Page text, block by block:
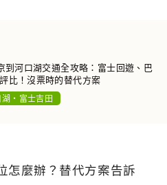
到河口湖交通全攻略：富士回遊、巴
比！沒票時的替代方案
・富士吉田
怎麼辦？替代方案告訴